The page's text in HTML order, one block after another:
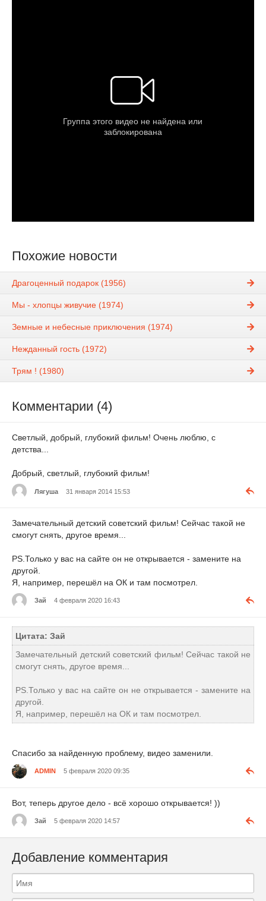
Похожие новости
Драгоценный подарок (1956)
Мы - хлопцы живучие (1974)
Земные и небесные приключения (1974)
Нежданный гость (1972)
Трям ! (1980)
Комментарии (4)
Светлый, добрый, глубокий фильм! Очень люблю, с
детства...
Добрый, светлый, глубокий фильм!
Лягуша 31 января 2014 15:53
Замечательный детский советский фильм! Сейчас такой не
смогут снять, другое время...
PS.Только у вас на сайте он не открывается - замените на
другой.
Я, например, перешёл на ОК и там посмотрел.
Зай 4 февраля 2020 16:43
Цитата: Зай
Замечательный детский советский фильм! Сейчас такой не
смогут снять, другое время...
PS.Только у вас на сайте он не открывается - замените на
другой.
Я, например, перешёл на ОК и там посмотрел.
Спасибо за найденную проблему, видео заменили.
ADMIN 5 февраля 2020 09:35
Вот, теперь другое дело - всё хорошо открывается! ))
Зай 5 февраля 2020 14:57
Добавление комментария